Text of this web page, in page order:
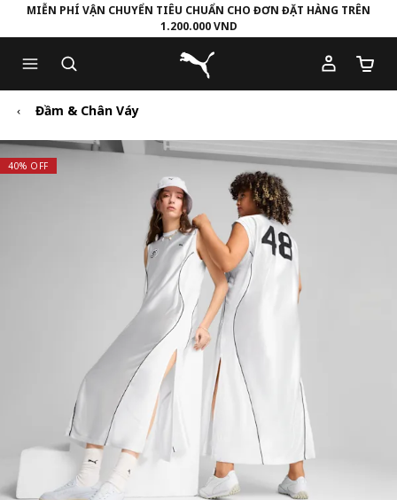
to
Main
content
to
Footer
Content
MIỄN PHÍ VẬN CHUYỂN TIÊU CHUẨN CHO ĐƠN ĐẶT HÀNG TRÊN
1.200.000 VND
Puma Trang chủ
Số
Đầm & Chân Váy
40% OFF